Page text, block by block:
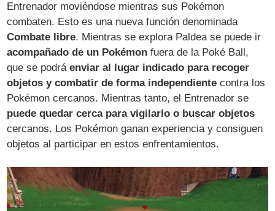
Entrenador moviéndose mientras sus Pokémon
combaten. Esto es una nueva función denominada
Combate libre. Mientras se explora Paldea se puede ir
acompañado de un Pokémon fuera de la Poké Ball,
que se podráenviar al lugar indicado para recoger
objetos y combatir de forma independiente contra los
Pokémon cercanos. Mientras tanto, el Entrenador se
puede quedar cerca para vigilarlo o buscar objetos
cercanos. Los Pokémon ganan experiencia y consiguen
objetos al participar en estos enfrentamientos.